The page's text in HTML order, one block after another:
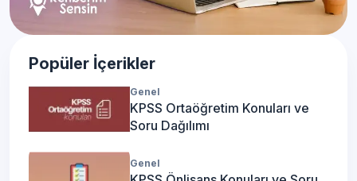
Popüler İçerikler
Genel
KPSS Ortaöğretim Konuları ve
Soru Dağılımı
Genel